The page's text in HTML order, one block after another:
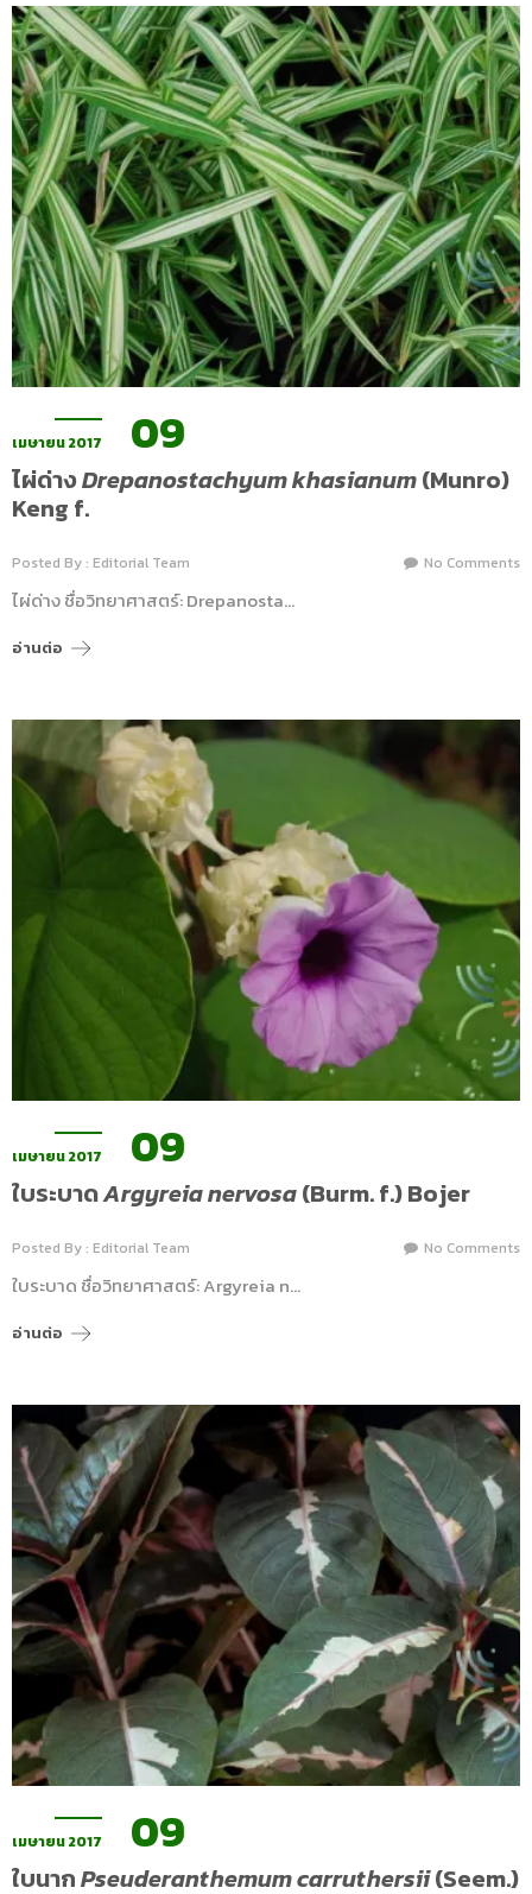
เมษายน 2017 09
ไผ่ด่างDrepanostachyum khasianum(Munro)
Keng f.
Posted By : Editorial Team No Comments
ไผ่ด่าง ชื่อวิทยาศาสตร์: Drepanosta…
อ่านต่อ
เมษายน 2017 09
ใบระบาดArgyreia nervosa(Burm. f.) Bojer
Posted By : Editorial Team No Comments
ใบระบาด ชื่อวิทยาศาสตร์: Argyreia n…
อ่านต่อ
เมษายน 2017 09
ใบนากPseuderanthemum carruthersii(Seem.)